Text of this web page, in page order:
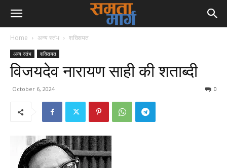
Home अन्य स्तंभ शख्सियत
अन्य स्तंभ शख्सियत
विजयदेव नारायण साही की शताब्दी
October 6, 2024 0